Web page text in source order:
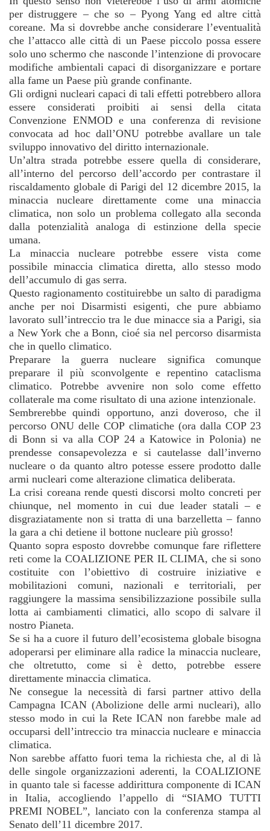
per distruggere – che so – Pyong Yang ed altre città
coreane. Ma si dovrebbe anche considerare l’eventualità
che l’attacco alle città di un Paese piccolo possa essere
solo uno schermo che nasconde l’intenzione di provocare
modifiche ambientali capaci di disorganizzare e portare
alla fame un Paese più grande confinante.
Gli ordigni nucleari capaci di tali effetti potrebbero allora
essere considerati proibiti ai sensi della citata
Convenzione ENMOD e una conferenza di revisione
convocata ad hoc dall’ONU potrebbe avallare un tale
sviluppo innovativo del diritto internazionale.
Un’altra strada potrebbe essere quella di considerare,
all’interno del percorso dell’accordo per contrastare il
riscaldamento globale di Parigi del 12 dicembre 2015, la
minaccia nucleare direttamente come una minaccia
climatica, non solo un problema collegato alla seconda
dalla potenzialità analoga di estinzione della specie
umana.
La minaccia nucleare potrebbe essere vista come
possibile minaccia climatica diretta, allo stesso modo
dell’accumulo di gas serra.
Questo ragionamento costituirebbe un salto di paradigma
anche per noi Disarmisti esigenti, che pure abbiamo
lavorato sull’intreccio tra le due minacce sia a Parigi, sia
a New York che a Bonn, cioé sia nel percorso disarmista
che in quello climatico.
Preparare la guerra nucleare significa comunque
preparare il più sconvolgente e repentino cataclisma
climatico. Potrebbe avvenire non solo come effetto
collaterale ma come risultato di una azione intenzionale.
Sembrerebbe quindi opportuno, anzi doveroso, che il
percorso ONU delle COP climatiche (ora dalla COP 23
di Bonn si va alla COP 24 a Katowice in Polonia) ne
prendesse consapevolezza e si cautelasse dall’inverno
nucleare o da quanto altro potesse essere prodotto dalle
armi nucleari come alterazione climatica deliberata.
La crisi coreana rende questi discorsi molto concreti per
chiunque, nel momento in cui due leader statali – e
disgraziatamente non si tratta di una barzelletta – fanno
la gara a chi detiene il bottone nucleare più grosso!
Quanto sopra esposto dovrebbe comunque fare riflettere
reti come la COALIZIONE PER IL CLIMA, che si sono
costituite con l’obiettivo di costruire iniziative e
mobilitazioni comuni, nazionali e territoriali, per
raggiungere la massima sensibilizzazione possibile sulla
lotta ai cambiamenti climatici, allo scopo di salvare il
nostro Pianeta.
Se si ha a cuore il futuro dell’ecosistema globale bisogna
adoperarsi per eliminare alla radice la minaccia nucleare,
che oltretutto, come si è detto, potrebbe essere
direttamente minaccia climatica.
Ne consegue la necessità di farsi partner attivo della
Campagna ICAN (Abolizione delle armi nucleari), allo
stesso modo in cui la Rete ICAN non farebbe male ad
occuparsi dell’intreccio tra minaccia nucleare e minaccia
climatica.
Non sarebbe affatto fuori tema la richiesta che, al di là
delle singole organizzazioni aderenti, la COALIZIONE
in quanto tale si facesse addirittura componente di ICAN
in Italia, accogliendo l’appello di “SIAMO TUTTI
PREMI NOBEL”, lanciato con la conferenza stampa al
Senato dell’11 dicembre 2017.